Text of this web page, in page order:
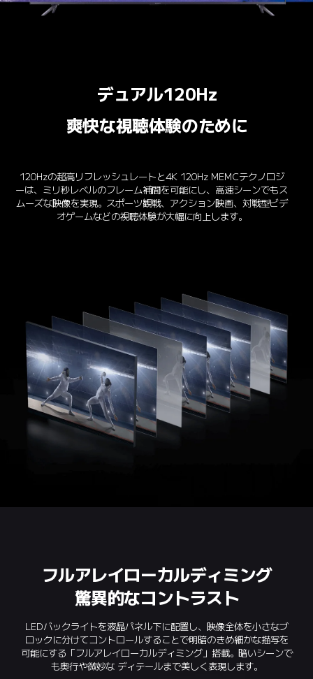
デュアル120Hz
爽快な視聴体験のために
120Hzの超高リフレッシュレートと4K 120Hz MEMCテクノロジ
ーは、ミリ秒レベルのフレーム補間を可能にし、高速シーンでもス
ムーズな映像を実現。スポーツ観戦、アクション映画、対戦型ビデ
オゲームなどの視聴体験が大幅に向上します。
フルアレイローカルディミング
驚異的なコントラスト
LEDバックライトを液晶パネル下に配置し、映像全体を小さなブ
ロックに分けてコントロールすることで明暗のきめ細かな描写を
可能にする「フルアレイローカルディミング」搭載。暗いシーンで
も奥行や微妙な ディテールまで美しく表現します。